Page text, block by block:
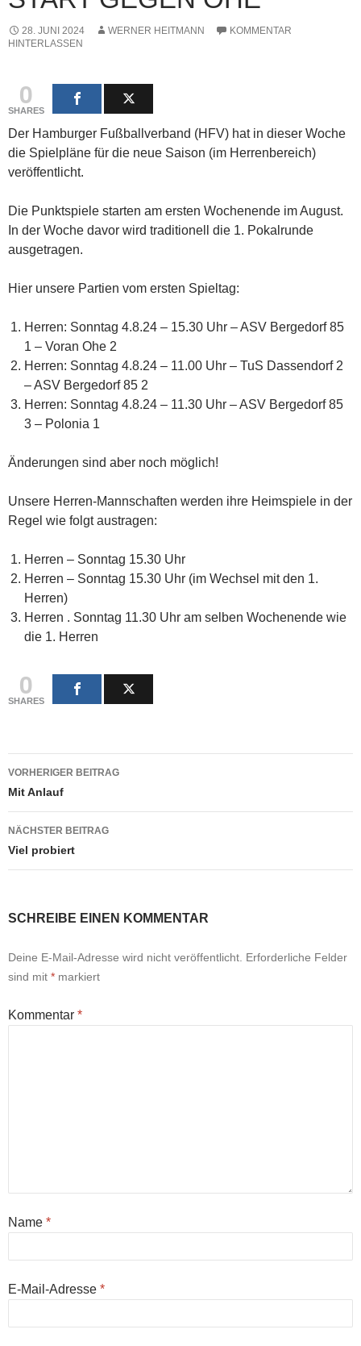
28. JUNI 2024 WERNER HEITMANN
KOMMENTAR
HINTERLASSEN
0
SHARES
Der Hamburger Fußballverband (HFV) hat in dieser Woche
die Spielpläne für die neue Saison (im Herrenbereich)
veröffentlicht.
Die Punktspiele starten am ersten Wochenende im August.
In der Woche davor wird traditionell die 1. Pokalrunde
ausgetragen.
Hier unsere Partien vom ersten Spieltag:
Herren: Sonntag 4.8.24 – 15.30 Uhr – ASV Bergedorf 85
1 – Voran Ohe 2
Herren: Sonntag 4.8.24 – 11.00 Uhr – TuS Dassendorf 2
– ASV Bergedorf 85 2
Herren: Sonntag 4.8.24 – 11.30 Uhr – ASV Bergedorf 85
3 – Polonia 1
Änderungen sind aber noch möglich!
Unsere Herren-Mannschaften werden ihre Heimspiele in der
Regel wie folgt austragen:
Herren – Sonntag 15.30 Uhr
Herren – Sonntag 15.30 Uhr (im Wechsel mit den 1.
Herren)
Herren . Sonntag 11.30 Uhr am selben Wochenende wie
die 1. Herren
0
SHARES
Beitragsnavigation
VORHERIGER BEITRAG
Mit Anlauf
NÄCHSTER BEITRAG
Viel probiert
SCHREIBE EINEN KOMMENTAR
Deine E-Mail-Adresse wird nicht veröffentlicht. Erforderliche Felder
sind mit * markiert
Kommentar *
Name *
E-Mail-Adresse *